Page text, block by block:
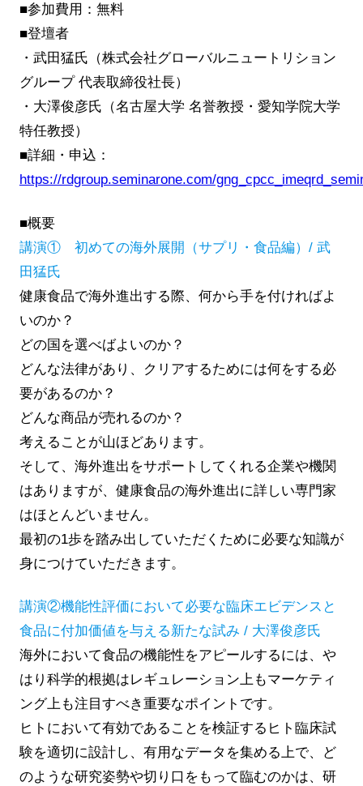
■参加費用：無料
■登壇者
・武田猛氏（株式会社グローバルニュートリション
グループ 代表取締役社長）
・大澤俊彦氏（名古屋大学 名誉教授・愛知学院大学
特任教授）
■詳細・申込：
https://rdgroup.seminarone.com/
■概要
講演① 初めての海外展開（サプリ・食品編）/ 武
田猛氏
健康食品で海外進出する際、何から手を付ければよ
いのか？
どの国を選べばよいのか？
どんな法律があり、クリアするためには何をする必
要があるのか？
どんな商品が売れるのか？
考えることが山ほどあります。
そして、海外進出をサポートしてくれる企業や機関
はありますが、健康食品の海外進出に詳しい専門家
はほとんどいません。
最初の1歩を踏み出していただくために必要な知識が
身につけていただきます。
講演②機能性評価において必要な臨床エビデンスと
食品に付加価値を与える新たな試み / 大澤俊彦氏
海外において食品の機能性をアピールするには、や
はり科学的根拠はレギュレーション上もマーケティ
ング上も注目すべき重要なポイントです。
ヒトにおいて有効であることを検証するヒト臨床試
験を適切に設計し、有用なデータを集める上で、ど
のような研究姿勢や切り口をもって臨むのかは、研